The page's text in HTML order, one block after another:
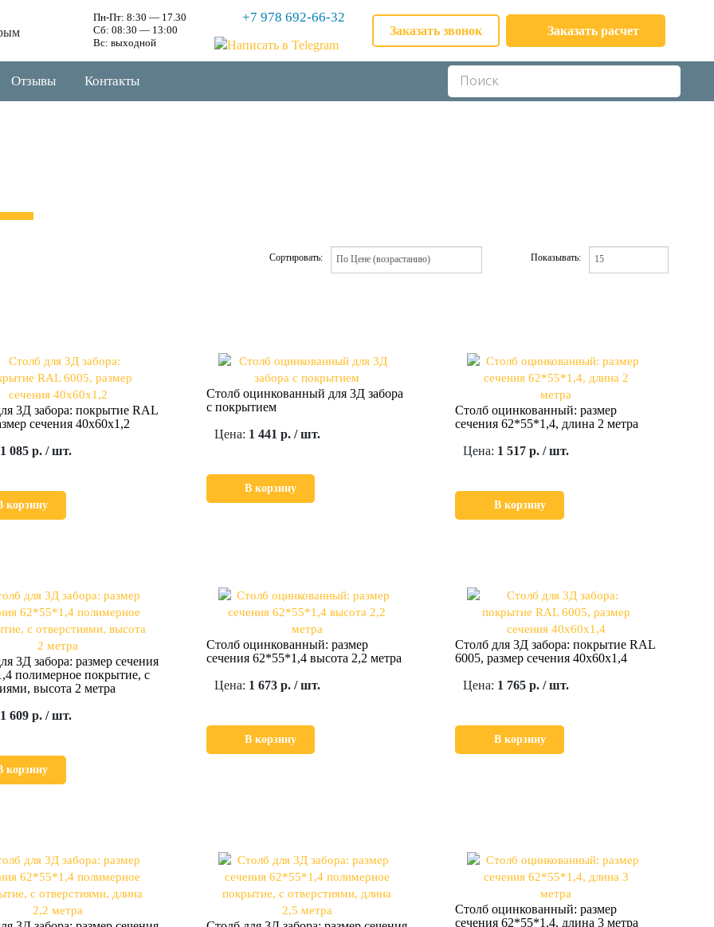
Пн-Пт: 8:30 — 17.30
Сб: 08:30 — 13:00
Вс: выходной
+7 978 692-66-32
Заказать звонок Заказать расчет
Отзывы Контакты
Сортировать: Показывать:
3Д забора: покрытие RAL
сечения 40х60х1,2
1 085 р. / шт.
корзину
Столб оцинкованный для 3Д забора
с покрытием
Цена: 1 441 р. / шт.
В корзину
Столб оцинкованный: размер
сечения 62*55*1,4, длина 2 метра
Цена: 1 517 р. / шт.
В корзину
3Д забора: размер сечения
полимерное покрытие, с
высота 2 метра
1 609 р. / шт.
корзину
Столб оцинкованный: размер
сечения 62*55*1,4 высота 2,2 метра
Цена: 1 673 р. / шт.
В корзину
Столб для 3Д забора: покрытие RAL
6005, размер сечения 40х60х1,4
Цена: 1 765 р. / шт.
В корзину
Столб оцинкованный: размер
сечения 62*55*1,4, длина 3 метра